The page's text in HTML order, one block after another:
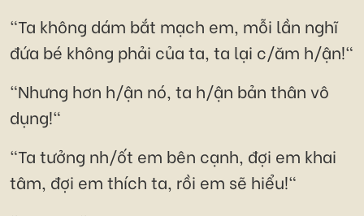
"Ta không dám bắt mạch em, mỗi lần nghĩ
đứa bé không phải của ta, ta lại c/ăm h/ận!"
"Nhưng hơn h/ận nó, ta h/ận bản thân vô
dụng!"
"Ta tưởng nh/ốt em bên cạnh, đợi em khai
tâm, đợi em thích ta, rồi em sẽ hiểu!"